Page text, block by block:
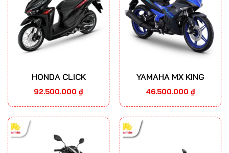
HONDA CLICK
92.500.000 ₫
YAMAHA MX KING
46.500.000 ₫